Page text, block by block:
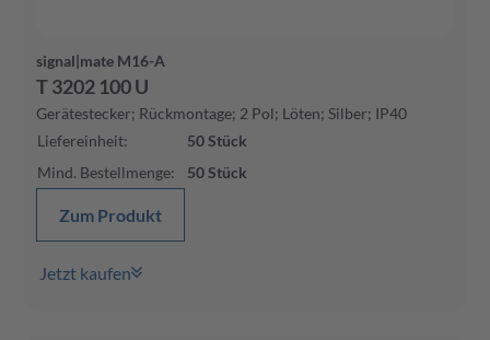
signal|mate M16-A
T 3202 100 U
Gerätestecker; Rückmontage; 2 Pol; Löten; Silber; IP40
Liefereinheit: 50Stück
Mind. Bestellmenge: 50Stück
Zum Produkt
Jetzt kaufen